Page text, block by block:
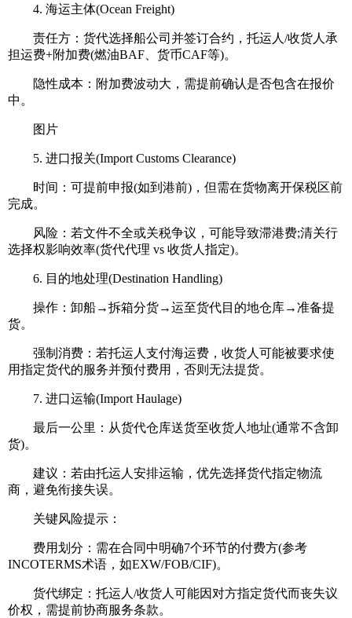
4. 海运主体(Ocean Freight)
责任方：货代选择船公司并签订合约，托运人/收货人承
担运费+附加费(燃油BAF、货币CAF等)。
隐性成本：附加费波动大，需提前确认是否包含在报价
中。
图片
5. 进口报关(Import Customs Clearance)
时间：可提前申报(如到港前)，但需在货物离开保税区前
完成。
风险：若文件不全或关税争议，可能导致滞港费;清关行
选择权影响效率(货代代理 vs 收货人指定)。
6. 目的地处理(Destination Handling)
操作：卸船→拆箱分货→运至货代目的地仓库→准备提
货。
强制消费：若托运人支付海运费，收货人可能被要求使
用指定货代的服务并预付费用，否则无法提货。
7. 进口运输(Import Haulage)
最后一公里：从货代仓库送货至收货人地址(通常不含卸
货)。
建议：若由托运人安排运输，优先选择货代指定物流
商，避免衔接失误。
关键风险提示：
费用划分：需在合同中明确7个环节的付费方(参考
INCOTERMS术语，如EXW/FOB/CIF)。
货代绑定：托运人/收货人可能因对方指定货代而丧失议
价权，需提前协商服务条款。